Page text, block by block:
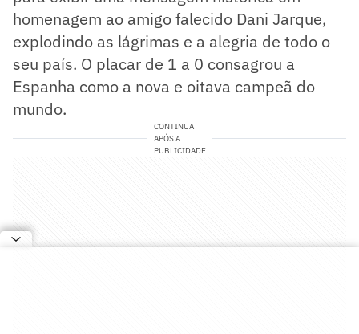
homenagem ao amigo falecido Dani Jarque,
explodindo as lágrimas e a alegria de todo o
seu país. O placar de 1 a 0 consagrou a
Espanha como a nova e oitava campeã do
mundo.
CONTINUA
APÓS A
PUBLICIDADE